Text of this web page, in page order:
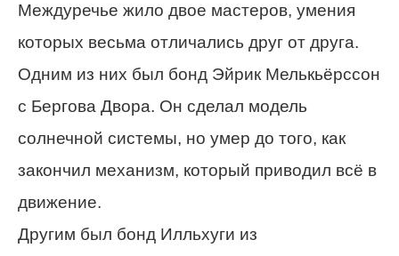
Междуречье жило двое мастеров, умения
которых весьма отличались друг от друга.
Одним из них был бонд Эйрик Мелькьёрссон
с Бергова Двора. Он сделал модель
солнечной системы, но умер до того, как
закончил механизм, который приводил всё в
движение.
Другим был бонд Илльхуги из